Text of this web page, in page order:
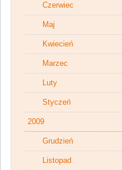
Czerwiec
Maj
Kwiecień
Marzec
Luty
Styczeń
2009
Grudzień
Listopad